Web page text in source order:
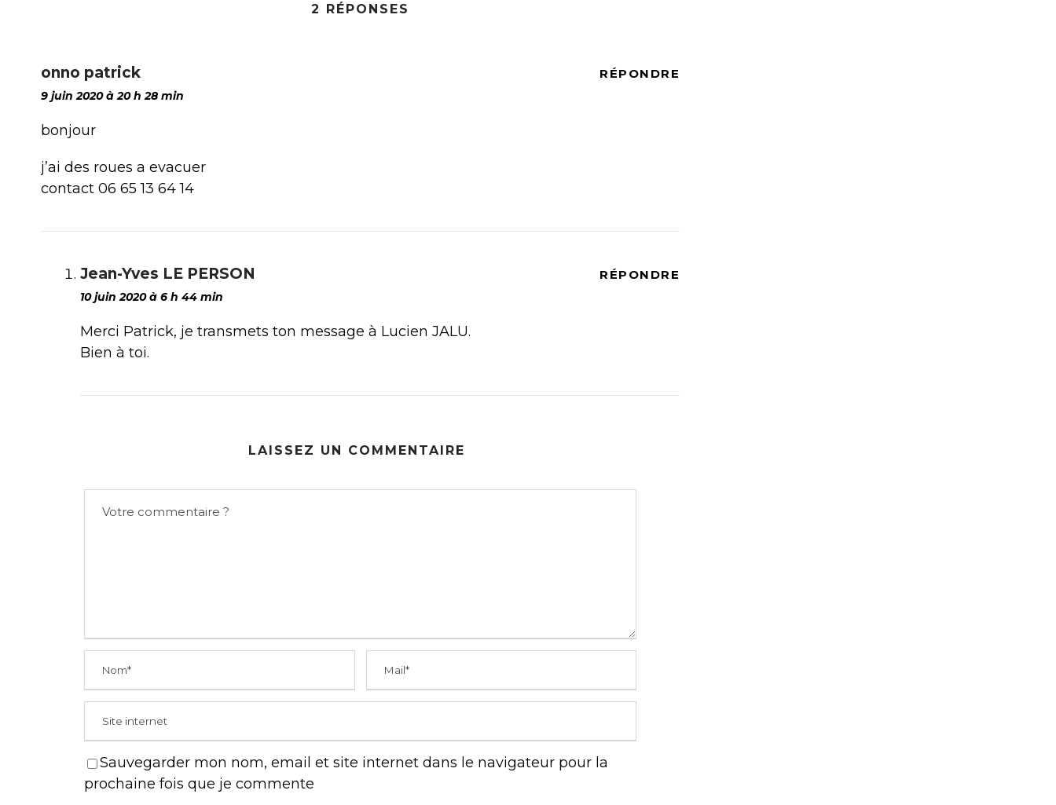
2 RÉPONSES
onno patrick
9 juin 2020 à 20 h 28 min
RÉPONDRE
bonjour
j’ai des roues a evacuer
contact 06 65 13 64 14
Jean-Yves LE PERSON
10 juin 2020 à 6 h 44 min
RÉPONDRE
Merci Patrick, je transmets ton message à Lucien JALU.
Bien à toi.
LAISSEZ UN COMMENTAIRE
Sauvegarder mon nom, email et site internet dans le navigateur pour la
prochaine fois que je commente